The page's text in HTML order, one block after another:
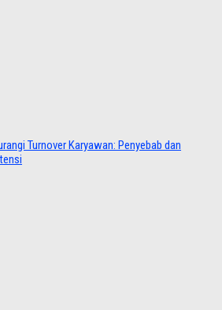
Turnover Karyawan: Penyebab dan